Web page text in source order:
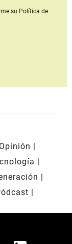
su Política de
Opinión